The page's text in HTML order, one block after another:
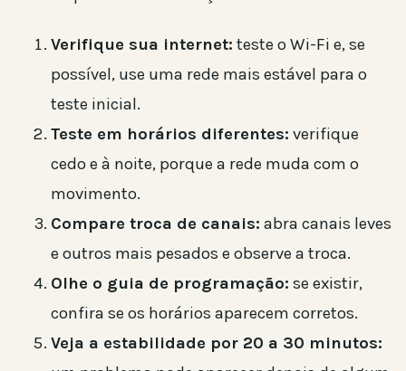
Verifique sua internet: teste o Wi-Fi e, se
possível, use uma rede mais estável para o
teste inicial.
Teste em horários diferentes: verifique
cedo e à noite, porque a rede muda com o
movimento.
Compare troca de canais: abra canais leves
e outros mais pesados e observe a troca.
Olhe o guia de programação: se existir,
confira se os horários aparecem corretos.
Veja a estabilidade por 20 a 30 minutos: